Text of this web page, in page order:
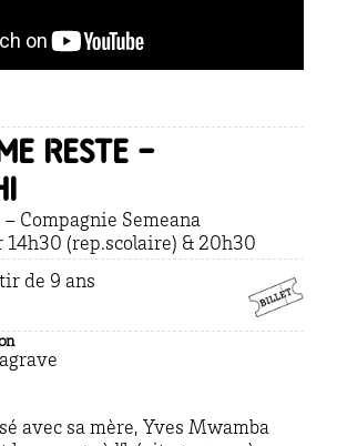
reste –
Compagnie Semeana
(rep.scolaire) & 20h30
de 9 ans
avec sa mère, Yves Mwamba